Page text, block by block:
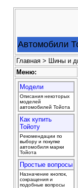
Автомобили
Главная > Шины и
Меню:
Модели
Описания некоторых
моделей
автомобилей Тойота
Как купить
Тойоту
Рекомендации по
выбору и покупке
автомобиля марки
Тойота
Простые вопросы
Назначение кнопок,
сокращения и
подобные вопросы